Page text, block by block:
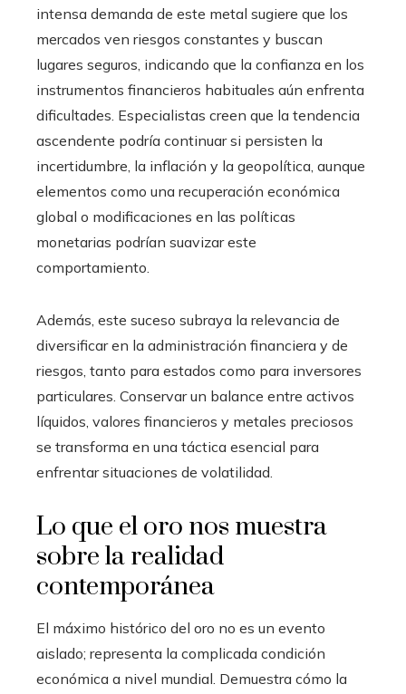
intensa demanda de este metal sugiere que los
mercados ven riesgos constantes y buscan
lugares seguros, indicando que la confianza en los
instrumentos financieros habituales aún enfrenta
dificultades. Especialistas creen que la tendencia
ascendente podría continuar si persisten la
incertidumbre, la inflación y la geopolítica, aunque
elementos como una recuperación económica
global o modificaciones en las políticas
monetarias podrían suavizar este
comportamiento.
Además, este suceso subraya la relevancia de
diversificar en la administración financiera y de
riesgos, tanto para estados como para inversores
particulares. Conservar un balance entre activos
líquidos, valores financieros y metales preciosos
se transforma en una táctica esencial para
enfrentar situaciones de volatilidad.
Lo que el oro nos muestra
sobre la realidad
contemporánea
El máximo histórico del oro no es un evento
aislado; representa la complicada condición
económica a nivel mundial. Demuestra cómo la